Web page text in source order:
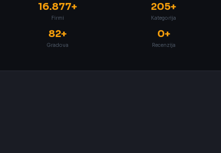
16.877+
Firmi
205+
Kategorija
82+
Gradova
0+
Recenzija